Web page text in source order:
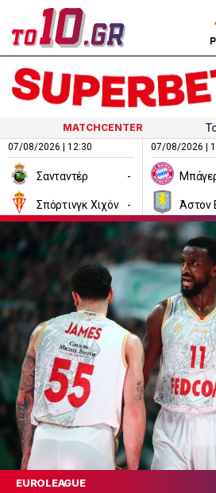
MATCHCENTER
07/08/2026 | 12:30
Σανταντέρ -
Σπόρτινγκ Χιχόν -
07/08/2026 |
Άστον
EUROLEAGUE